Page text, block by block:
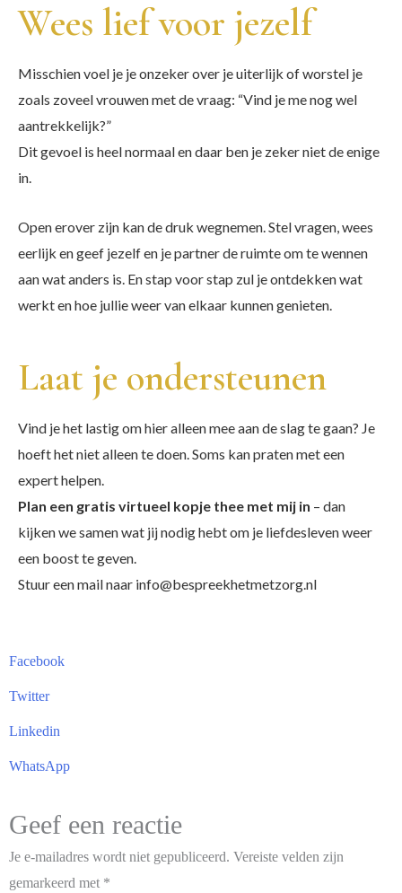
Wees lief voor jezelf
Misschien voel je je onzeker over je uiterlijk of worstel je
zoals zoveel vrouwen met de vraag: “Vind je me nog wel
aantrekkelijk?”
Dit gevoel is heel normaal en daar ben je zeker niet de enige
in.
Open erover zijn kan de druk wegnemen. Stel vragen, wees
eerlijk en geef jezelf en je partner de ruimte om te wennen
aan wat anders is. En stap voor stap zul je ontdekken wat
werkt en hoe jullie weer van elkaar kunnen genieten.
Laat je ondersteunen
Vind je het lastig om hier alleen mee aan de slag te gaan? Je
hoeft het niet alleen te doen. Soms kan praten met een
expert helpen.
Plan een gratis virtueel kopje thee met mij in – dan
kijken we samen wat jij nodig hebt om je liefdesleven weer
een boost te geven.
Stuur een mail naar info@bespreekhetmetzorg.nl
Facebook
Twitter
Linkedin
WhatsApp
Geef een reactie
Je e-mailadres wordt niet gepubliceerd. Vereiste velden zijn
gemarkeerd met *